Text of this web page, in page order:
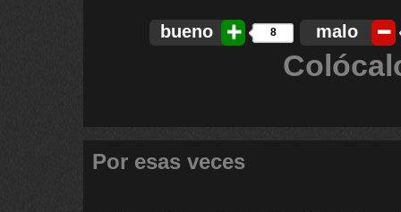
bueno 8 malo
Por esas veces